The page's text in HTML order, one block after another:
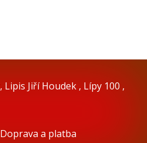
, Lipis Jiří Houdek , Lípy 100 ,
Doprava a platba